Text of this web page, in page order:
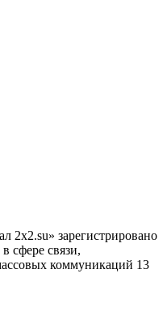
2x2.su» зарегистрировано
сфере связи,
коммуникаций 13